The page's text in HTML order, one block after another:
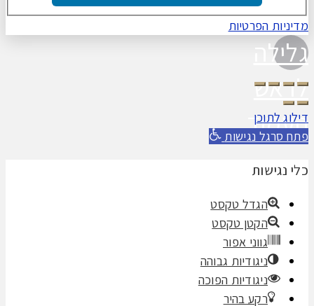
מדיניות הפרטיות
גלילה
לראש
העמוד
דילוג לתוכן
פתח סרגל נגישות
כלי נגישות
הגדל טקסט
הקטן טקסט
גווני אפור
ניגודיות גבוהה
ניגודיות הפוכה
רקע בהיר